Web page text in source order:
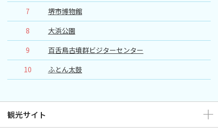
7
堺市博物館
8
大浜公園
9
百舌鳥古墳群ビジターセンター
10
ふとん太鼓
観光サイト